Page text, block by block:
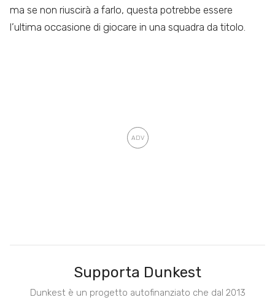
ma se non riuscirà a farlo, questa potrebbe essere
l’ultima occasione di giocare in una squadra da titolo.
Supporta Dunkest
Dunkest è un progetto autofinanziato che dal 2013